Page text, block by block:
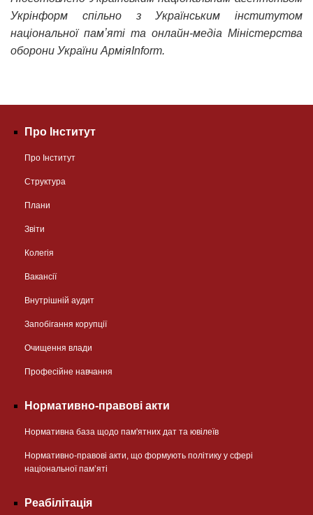
Укрінформ спільно з Українським інститутом
національної памʼяті та онлайн-медіа Міністерства
оборони України АрміяInform.
Про Інститут
Про Інститут
Структура
Плани
Звіти
Колегія
Вакансії
Внутрішній аудит
Запобігання корупції
Очищення влади
Професійне навчання
Нормативно-правові акти
Нормативна база щодо пам'ятних дат та ювілеїв
Нормативно-правові акти, що формують політику у сфері
національної памʼяті
Реабілітація